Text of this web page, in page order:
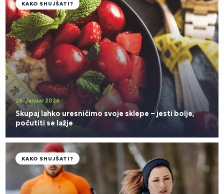
26. Januar 2026
Skupaj lahko uresničimo svoje sklepe – jesti bolje,
počutiti se lažje
KAKO SHUJŠATI?
KAKO SHUJŠATI?